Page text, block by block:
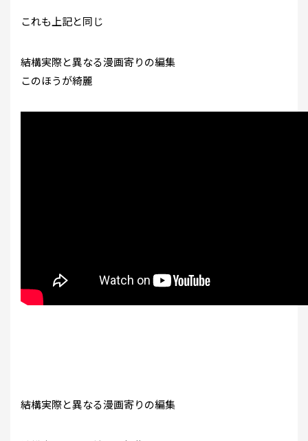
これも上記と同じ
結構実際と異なる漫画寄りの編集
このほうが綺麗
結構実際と異なる漫画寄りの編集